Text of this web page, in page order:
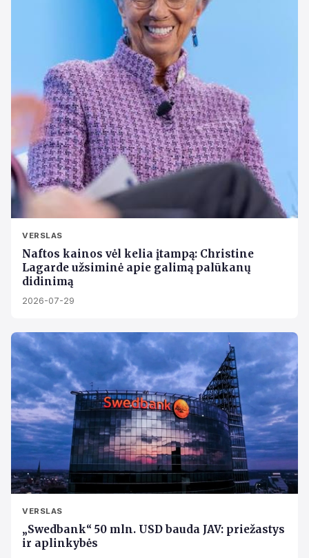
VERSLAS
Naftos kainos vėl kelia įtampą: Christine
Lagarde užsiminė apie galimą palūkanų
didinimą
2026-07-29
VERSLAS
„Swedbank“ 50 mln. USD bauda JAV: priežastys
ir aplinkybės